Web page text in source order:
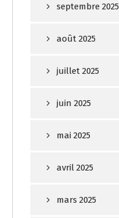
septembre 2025
août 2025
juillet 2025
juin 2025
mai 2025
avril 2025
mars 2025